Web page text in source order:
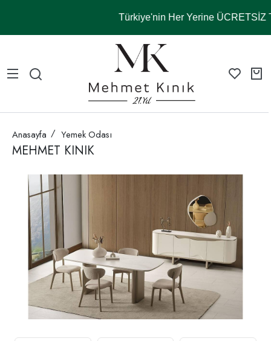
Türkiye'nin Her Yerine ÜCRETSİZ
Anasayfa Yemek Odası
MEHMET KINIK